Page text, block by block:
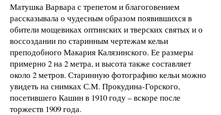
Матушка Варвара с трепетом и благоговением
рассказывала о чудесным образом появившихся в
обители мощевиках оптинских и тверских святых и о
воссоздании по старинным чертежам кельи
преподобного Макария Калязинского. Ее размеры
примерно 2 на 2 метра, и высота также составляет
около 2 метров. Старинную фотографию кельи можно
увидеть на снимках С.М. Прокудина-Горского,
посетившего Кашин в 1910 году – вскоре после
торжеств 1909 года.